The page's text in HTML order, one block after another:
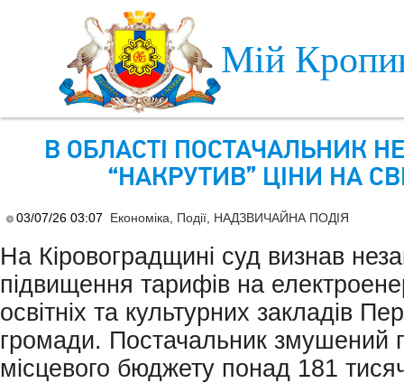
Мій
В ОБЛАСТІ ПОСТАЧАЛЬНИК
“НАКРУТИВ” ЦІНИ НА
03/07/26 03:07 Економіка Події НАДЗВИЧАЙНА ПОДІЯ
На Кіровоградщині суд визнав
підвищення тарифів на
освітніх та культурних закладів
громади. Постачальник змушений
місцевого бюджету понад 181